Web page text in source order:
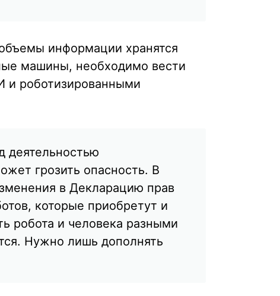
информации хранятся
машины, необходимо вести
и роботизированными
деятельностью
грозить опасность. В
в Декларацию прав
которые приобретут и
робота и человека разными
Нужно лишь дополнять